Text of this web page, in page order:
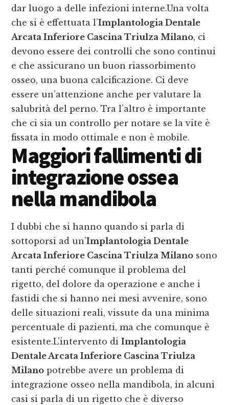
dar luogo a delle infezioni interne.Una volta
che si è effettuata l’Implantologia Dentale
Arcata Inferiore Cascina Triulza Milano, ci
devono essere dei controlli che sono continui
e che assicurano un buon riassorbimento
osseo, una buona calcificazione. Ci deve
essere un’attenzione anche per valutare la
salubrità del perno. Tra l’altro è importante
che ci sia un controllo per notare se la vite è
fissata in modo ottimale e non è mobile.
Maggiori fallimenti di
integrazione ossea
nella mandibola
I dubbi che si hanno quando si parla di
sottoporsi ad un’Implantologia Dentale
Arcata Inferiore Cascina Triulza Milano sono
tanti perché comunque il problema del
rigetto, del dolore da operazione e anche i
fastidi che si hanno nei mesi avvenire, sono
delle situazioni reali, vissute da una minima
percentuale di pazienti, ma che comunque è
esistente.L’intervento diImplantologia
Dentale Arcata Inferiore Cascina Triulza
Milano potrebbe avere un problema di
integrazione osseo nella mandibola, in alcuni
casi si parla di un rigetto che è diverso